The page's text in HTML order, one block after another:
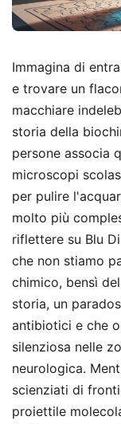
Immagina di
e trovare un
macchiare
storia della
persone associa
microscopi
per pulire
molto più
riflettere su Blu
che non stiamo
chimico, bensì
storia, un
antibiotici e che
silenziosa nelle
neurologica.
scienziati di
proiettile